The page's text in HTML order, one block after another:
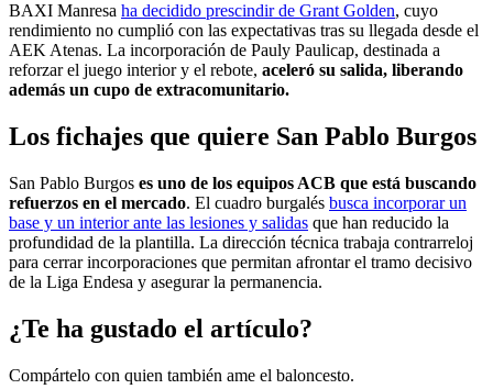
BAXI Manresa ha decidido prescindir de Grant Golden, cuyo
rendimiento no cumplió con las expectativas tras su llegada desde el
AEK Atenas. La incorporación de Pauly Paulicap, destinada a
reforzar el juego interior y el rebote, aceleró su salida, liberando
además un cupo de extracomunitario.
Los fichajes que quiere San Pablo Burgos
San Pablo Burgos es uno de los equipos ACB que está buscando
refuerzos en el mercado. El cuadro burgalés busca incorporar un
base y un interior ante las lesiones y salidas que han reducido la
profundidad de la plantilla. La dirección técnica trabaja contrarreloj
para cerrar incorporaciones que permitan afrontar el tramo decisivo
de la Liga Endesa y asegurar la permanencia.
¿Te ha gustado el artículo?
Compártelo con quien también ame el baloncesto.